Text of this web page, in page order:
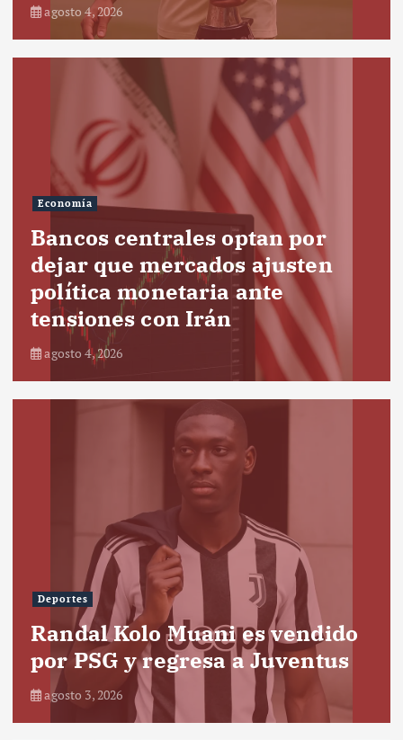
agosto 4, 2026
Economía
Bancos centrales optan por
dejar que mercados ajusten
política monetaria ante
tensiones con Irán
agosto 4, 2026
Deportes
Randal Kolo Muani es vendido
por PSG y regresa a Juventus
agosto 3, 2026